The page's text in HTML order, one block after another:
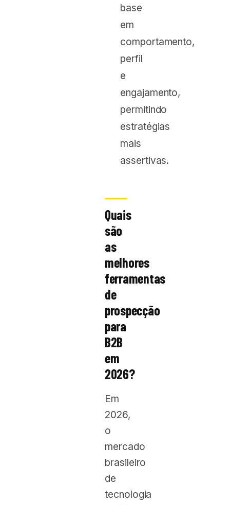
base
em
comportamento,
perfil
e
engajamento,
permitindo
estratégias
mais
assertivas.
Quais
são
as
melhores
ferramentas
de
prospecção
para
B2B
em
2026?
Em
2026,
o
mercado
brasileiro
de
tecnologia